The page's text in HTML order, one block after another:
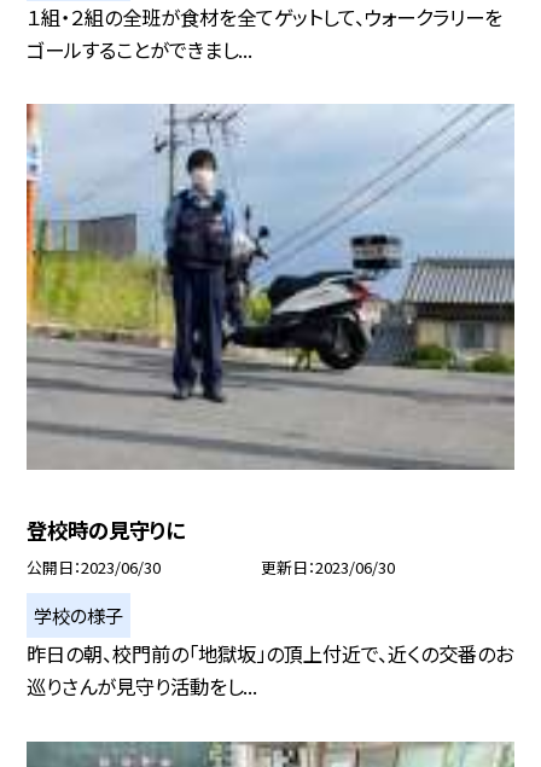
１組・２組の全班が食材を全てゲットして、ウォークラリーを
ゴールすることができまし...
登校時の見守りに
公開日 2023/06/30 更新日 2023/06/30
学校の様子
昨日の朝、校門前の「地獄坂」の頂上付近で、近くの交番のお
巡りさんが見守り活動をし...